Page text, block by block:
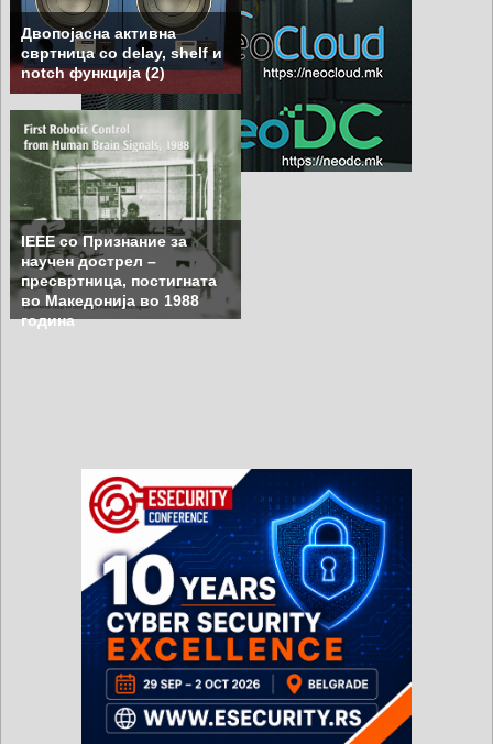
Двопојасна активна
свртница со delay, shelf и
notch функција (2)
IEEE со Признание за
научен дострел –
пресвртница, постигната
во Македонија во 1988
година